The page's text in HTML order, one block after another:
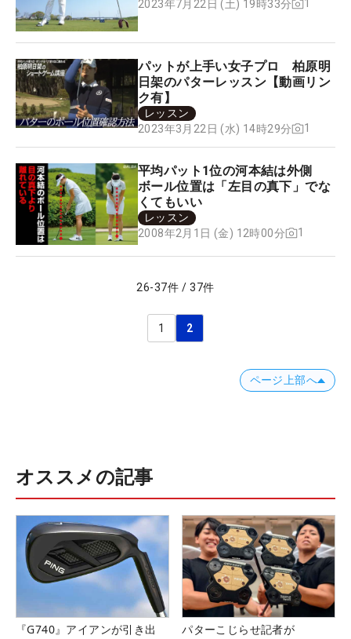
2023年7月22日 (土) 19時33分
1
パットが上手い女子プロ 柏原明
日架のパターレッスン【動画リン
ク有】
レッスン
2023年3月22日 (水) 14時29分
1
平均パット1位の河本結は外側
ボール位置は「左目の真下」でな
くてもいい
レッスン
2008年2月1日 (金) 12時00分
1
26-37件 / 37件
1 2
ページ上部へ
オススメの記事
『G740』アイアンが引き出
パターこじらせ記者が